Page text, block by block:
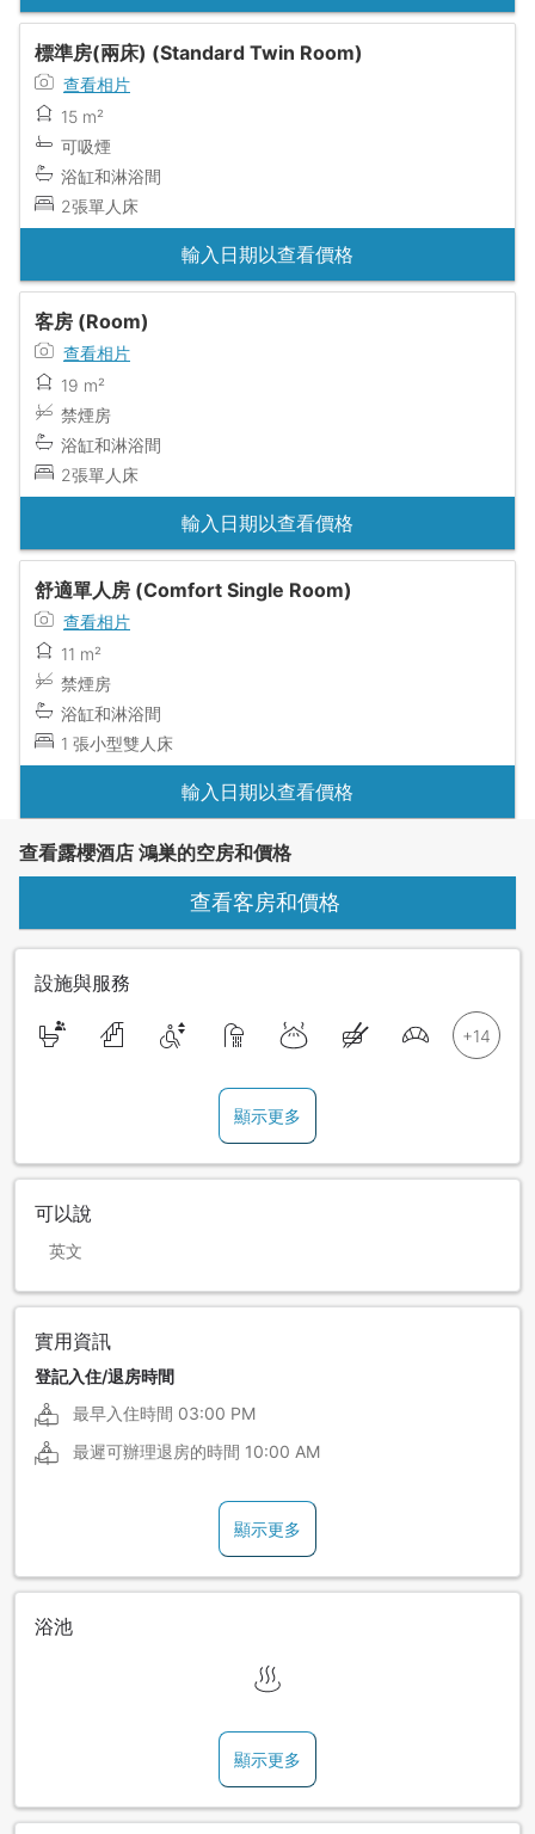
標準房(兩床) (Standard Twin Room)
查看相片
15 m²
可吸煙
浴缸和淋浴間
2張單人床
輸入日期以查看價格
客房 (Room)
查看相片
19 m²
禁煙房
浴缸和淋浴間
2張單人床
輸入日期以查看價格
舒適單人房 (Comfort Single Room)
查看相片
11 m²
禁煙房
浴缸和淋浴間
1 張小型雙人床
輸入日期以查看價格
查看露櫻酒店 鴻巣的空房和價格
查看客房和價格
設施與服務
顯示更多
可以說
英文
實用資訊
登記入住/退房時間
最早入住時間 03:00 PM
最遲可辦理退房的時間 10:00 AM
顯示更多
浴池
顯示更多